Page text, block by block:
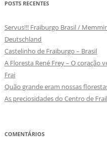
POSTS RECENTES
Servus!!! Fraiburgo Brasil /
Deutschland
Castelinho de Fraiburgo – Brasil
A Floresta René Frey – O coração
Frai
Quão grande eram nossas
As preciosidades do Centro de
COMENTÁRIOS